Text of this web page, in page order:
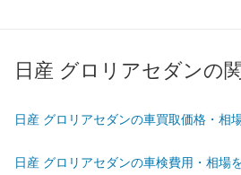
過給機 -
前輪サイズ 195/70R14 91S
燃費
日産 グロリアセダンの
日産 グロリアセダンの車買取価格・相
日産 グロリアセダンの車検費用・相場